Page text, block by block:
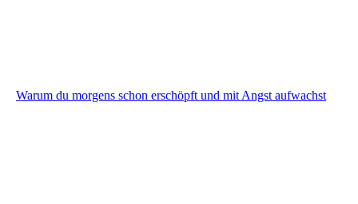
Warum du morgens schon erschöpft und mit Angst aufwachst